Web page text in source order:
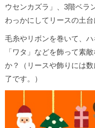
ウセンカズラ」、3階ベラ
わっかにしてリースの土台
毛糸やリボンを巻いて、
「ワタ」などを飾って素
か？（リースや飾りには
了です。）